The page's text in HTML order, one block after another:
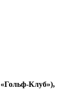
Клуб»),